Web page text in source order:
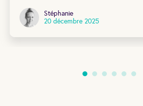
Stéphanie
20 décembre 2025